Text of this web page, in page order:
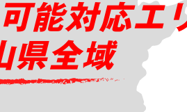
能対応エ
県全域